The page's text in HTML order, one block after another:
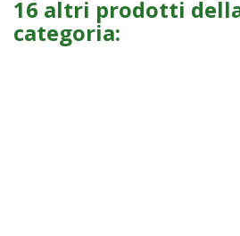
16 altri prodotti
categoria: